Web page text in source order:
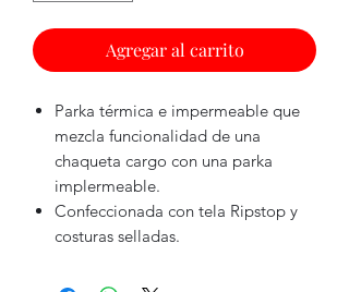
Agregar al carrito
Parka térmica e impermeable que
mezcla funcionalidad de una
chaqueta cargo con una parka
implermeable.
Confeccionada con tela Ripstop y
costuras selladas.